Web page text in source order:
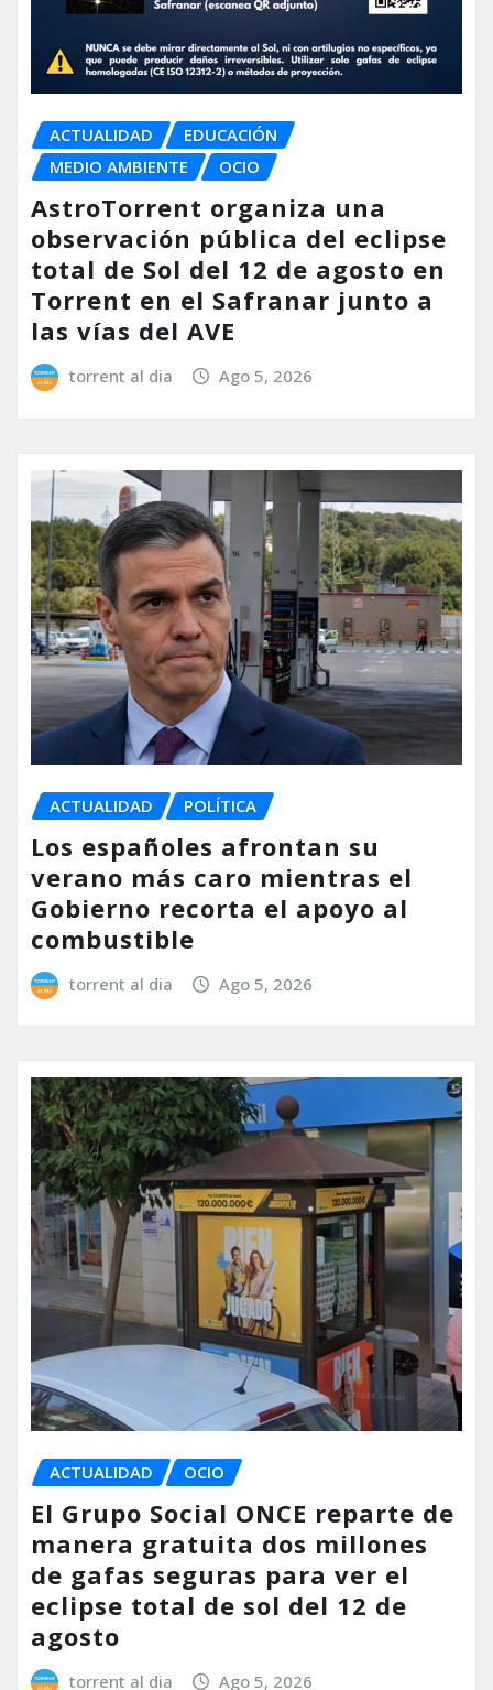
ACTUALIDAD
EDUCACIÓN
MEDIO AMBIENTE
OCIO
AstroTorrent organiza una
observación pública del eclipse
total de Sol del 12 de agosto en
Torrent en el Safranar junto a
las vías del AVE
torrent al dia Ago 5, 2026
ACTUALIDAD POLÍTICA
Los españoles afrontan su
verano más caro mientras el
Gobierno recorta el apoyo al
combustible
torrent al dia Ago 5, 2026
ACTUALIDAD OCIO
El Grupo Social ONCE reparte de
manera gratuita dos millones
de gafas seguras para ver el
eclipse total de sol del 12 de
agosto
torrent al dia Ago 5, 2026